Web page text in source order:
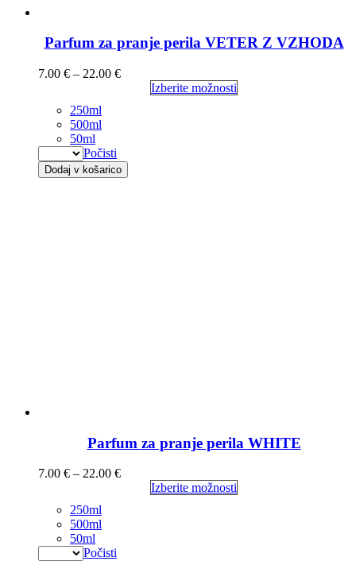
Parfum za pranje perila VETER Z VZHODA
7.00 € – 22.00 €
Izberite možnosti
250ml
500ml
50ml
Počisti
Dodaj v košarico
Parfum za pranje perila WHITE
7.00 € – 22.00 €
Izberite možnosti
250ml
500ml
50ml
Počisti